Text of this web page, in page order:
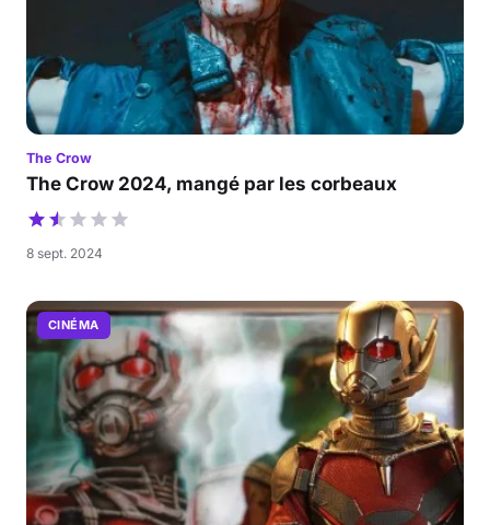
The Crow
The Crow 2024, mangé par les corbeaux
8 sept. 2024
CINÉMA